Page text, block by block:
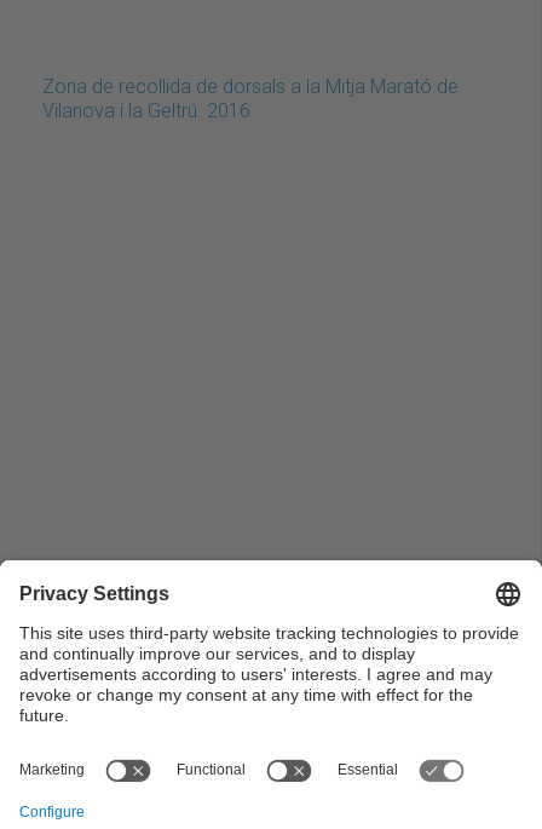
Zona de recollida de dorsals a la Mitja Marató de
Vilanova i la Geltrú. 2016
Lliurament de premis a la Mitja Marató de Vilanova i la
Geltrú. 2016
View all